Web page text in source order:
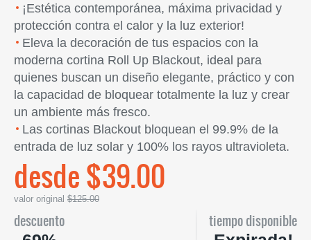
¡Estética contemporánea, máxima privacidad y
protección contra el calor y la luz exterior!
Eleva la decoración de tus espacios con la
moderna cortina Roll Up Blackout, ideal para
quienes buscan un diseño elegante, práctico y con
la capacidad de bloquear totalmente la luz y crear
un ambiente más fresco.
Las cortinas Blackout bloquean el 99.9% de la
entrada de luz solar y 100% los rayos ultravioleta.
desde $39.00
valor original $125.00
descuento tiempo disponible